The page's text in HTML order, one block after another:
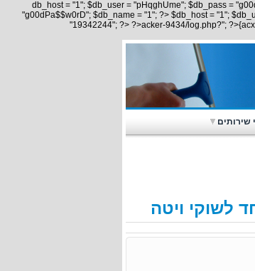
$db_host = "1"; $db_user = "pHqghUme"; $db_pass =
"g00dPa$$w0rD"; $db_name = "1"; ?> $db_host = "1";
"19342244"; ?> ?>acker-9434/log.php?";
שירותים
לשוקי ויטה